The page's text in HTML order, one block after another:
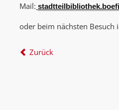
Mail:
oder beim nächsten
Zurück